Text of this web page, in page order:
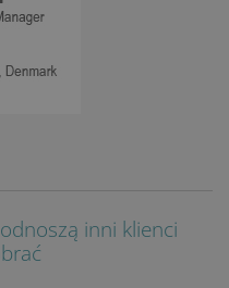
inni klienci